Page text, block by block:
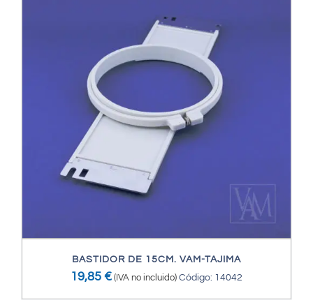
BASTIDOR DE 15CM. VAM-TAJIMA
19,85 € (IVA no incluido) Código: 14042